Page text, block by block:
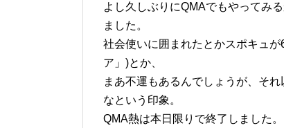
よし久しぶりにQMAでもやってみ
ました。
社会使いに囲まれたとかスポキュ
ア」)とか、
まあ不運もあるんでしょうが、そ
なという印象。
QMA熱は本日限りで終了しました。